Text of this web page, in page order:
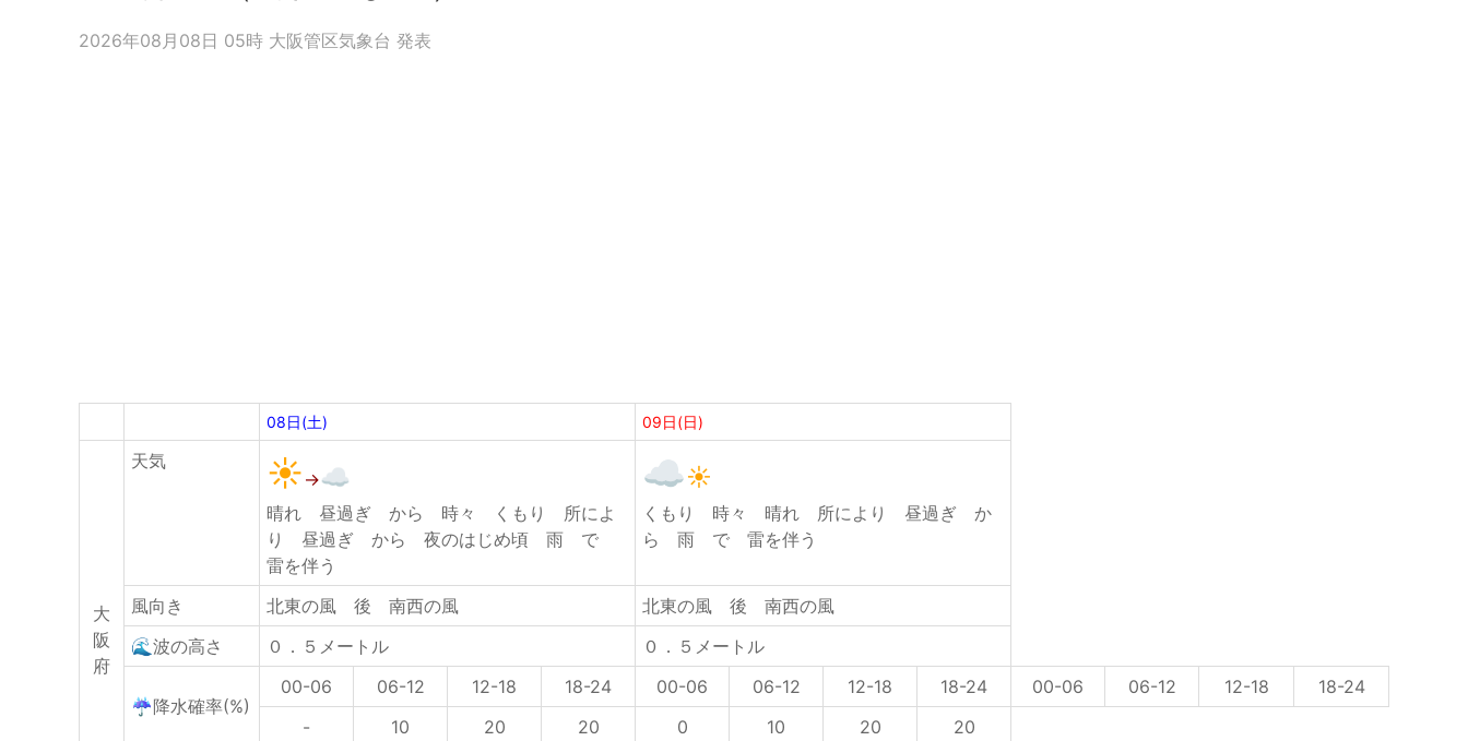
2026年08月08日 05時 大阪管区気象台 発表
08日(土) 09日(日)
大
阪
府
天気
晴れ 昼過ぎ から 時々 くもり 所によ
り 昼過ぎ から 夜のはじめ頃 雨 で
雷を伴う
くもり 時々 晴れ 所により 昼過ぎ か
ら 雨 で 雷を伴う
風向き 北東の風 後 南西の風
北東の風 後 南西の風
🌊波の高さ
０．５メートル ０．５メートル
☔降水確率(%)
00-06 06-12 12-18 18-24 00-06 06-12 12-18 18-24 00-06 06-12 12-18
18-24
-
10 20 20 0 10 20
20